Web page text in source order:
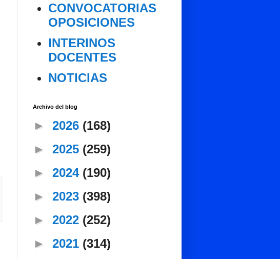
CONVOCATORIAS
OPOSICIONES
INTERINOS
DOCENTES
NOTICIAS
Archivo del blog
► 2026 (168)
► 2025 (259)
► 2024 (190)
► 2023 (398)
► 2022 (252)
► 2021 (314)